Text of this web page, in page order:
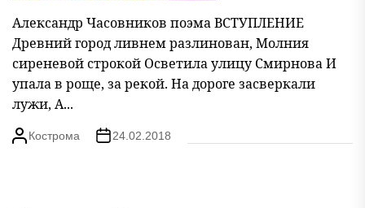
Александр Часовников поэма ВСТУПЛЕНИЕ
Древний город ливнем разлинован, Молния
сиреневой строкой Осветила улицу Смирнова И
упала в роще, за рекой. На дороге засверкали
лужи, А...
Кострома 24.02.2018